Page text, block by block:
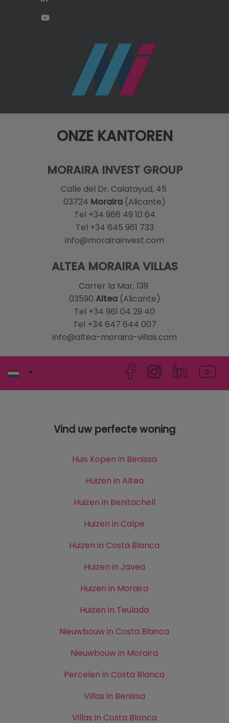
ONZE KANTOREN
MORAIRA INVEST GROUP
Calle del Dr. Calatayud, 45
03724 Moraira (Alicante)
Tel +34 966 49 10 64
Tel +34 645 961 733
info@morairainvest.com
ALTEA MORAIRA VILLAS
Carrer la Mar, 139
03590 Altea(Alicante)
Tel +34 961 04 29 40
Tel +34 647 644 007
info@altea-moraira-villas.com
Vind uw perfecte woning
Huis Kopen in Benissa
Huizen in Altea
Huizen in Benitachell
Huizen in Calpe
Huizen in Costa Blanca
Huizen in Javea
Huizen in Moraira
Huizen in Teulada
Nieuwbouw in Costa Blanca
Nieuwbouw in Moraira
Percelen in Costa Blanca
Villas in Benissa
Villas in Costa Blanca